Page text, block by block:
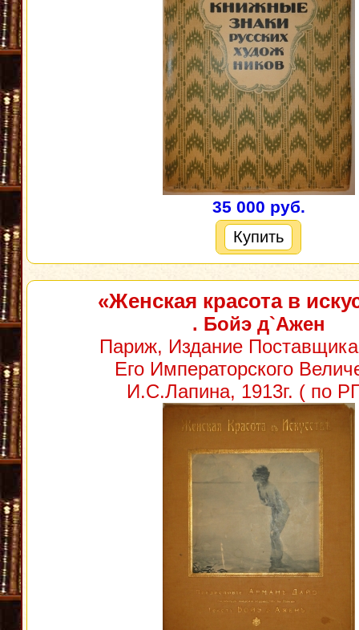
35 000 руб.
Купить
«Женская красота в
. Бойэ д`Ажен
Париж, Издание
Его Императорского
И.С.Лапина, 1913г. ( по